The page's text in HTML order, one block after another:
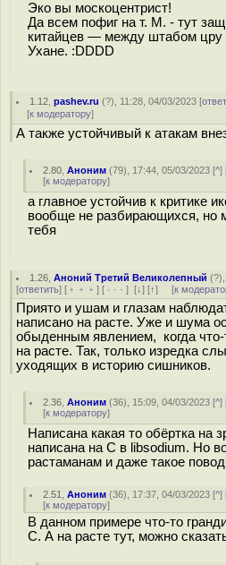
Эко вы москоцентрист!
Да всем пофиг на т. М. - тут
китайцев — между штабом цру
Ухане. :DDDD
1.12 ,pashev.ru (?), 11:28, 04/03/2023 [
[к модератору]
А также устойчивый к атакам
2.80 ,Аноним (79), 17:44, 05/03/2023 [^]
[к модератору]
а главное устойчив к критике
вообще не разбирающихся, но
тебя
1.26 ,Аноний Третий Великолепный (?
[ответить] [ ﹢﹢﹢ ] [ · · · ] [↓] [↑] [к
Приято и ушам и глазам
написано на расте. Уже и шума
обыденным явлением, когда что-
на расте. Так, только изредка
уходящих в историю сишников.
2.36 ,Аноним (36), 15:09, 04/03/2023 [^]
[к модератору]
Написана какая то обёртка на
написана на C в libsodium. Но
растаманам и даже такое
2.51 ,Аноним (36), 17:37, 04/03/2023 [^]
[к модератору]
В данном примере что-то
C. А на расте тут, можно